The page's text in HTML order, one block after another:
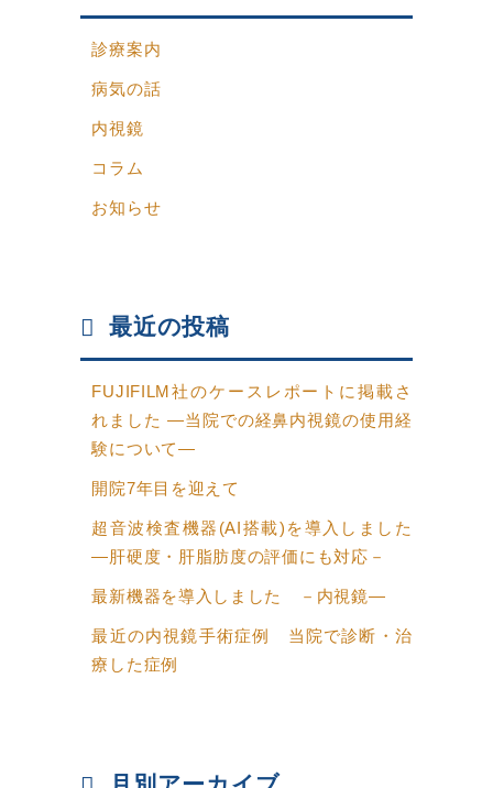
診療案内
病気の話
内視鏡
コラム
お知らせ
最近の投稿
FUJIFILM社のケースレポートに掲載さ
れました ―当院での経鼻内視鏡の使用経
験について―
開院7年目を迎えて
超音波検査機器(AI搭載)を導入しました
―肝硬度・肝脂肪度の評価にも対応－
最新機器を導入しました －内視鏡―
最近の内視鏡手術症例 当院で診断・治
療した症例